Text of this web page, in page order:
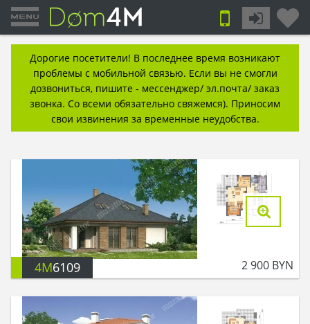
Дорогие посетители! В последнее время возникают
проблемы с мобильной связью. Если вы не смогли
дозвониться, пишите - мессенджер/ эл.почта/ заказ
звонка. Со всеми обязательно свяжемся). Приносим
свои извинения за временные неудобства.
4M6109 2 900 BYN